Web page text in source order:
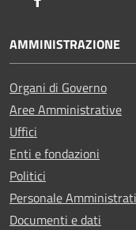
AMMINISTRAZIONE
Organi di Governo
Aree Amministrative
Uffici
Enti e fondazioni
Politici
Personale
Documenti e dati